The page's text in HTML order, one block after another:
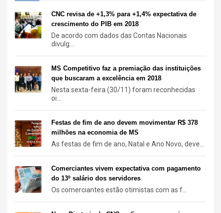
CNC revisa de +1,3% para +1,4% expectativa de
crescimento do PIB em 2018
De acordo com dados das Contas Nacionais
divulg...
MS Competitivo faz a premiação das instituições
que buscaram a excelência em 2018
Nesta sexta-feira (30/11) foram reconhecidas
oi...
Festas de fim de ano devem movimentar R$ 378
milhões na economia de MS
As festas de fim de ano, Natal e Ano Novo, deve...
Comerciantes vivem expectativa com pagamento
do 13º salário dos servidores
Os comerciantes estão otimistas com as f...